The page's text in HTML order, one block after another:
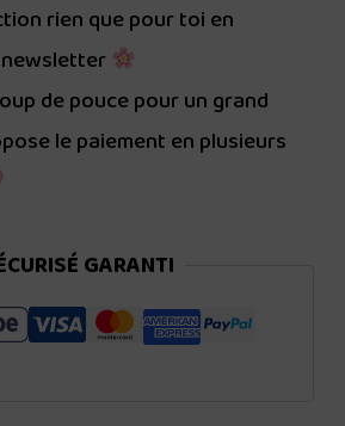
rien que pour toi en
de pouce pour un grand
le paiement en plusieurs
GARANTI